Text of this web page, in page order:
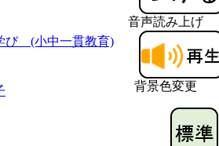
音声読み上げ
背景色変更
び (小中一貫教育)